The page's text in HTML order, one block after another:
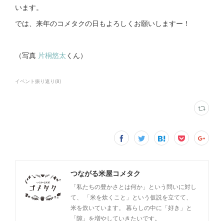
います。
では、来年のコメタクの日もよろしくお願いしますー！
（写真 片桐悠太 くん）
イベント振り返り (8)
つながる米屋コメタク
「私たちの豊かさとは何か」という問いに対し
て、 「米を炊くこと」という仮説を立てて、
米を炊いています。 暮らしの中に「好き」と
「隙」を増やしていきたいです。